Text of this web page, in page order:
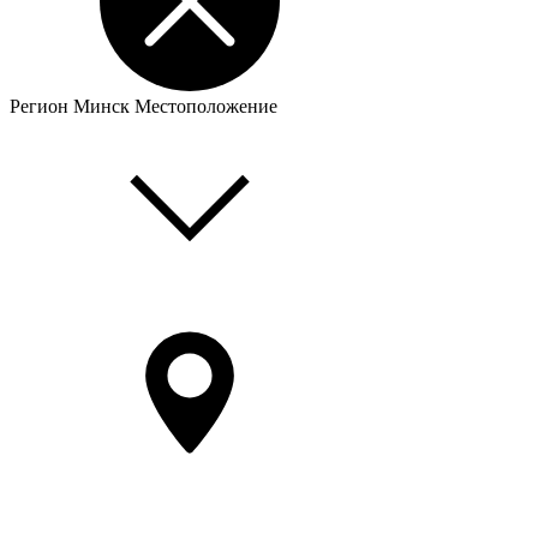
Регион Минск Местоположение